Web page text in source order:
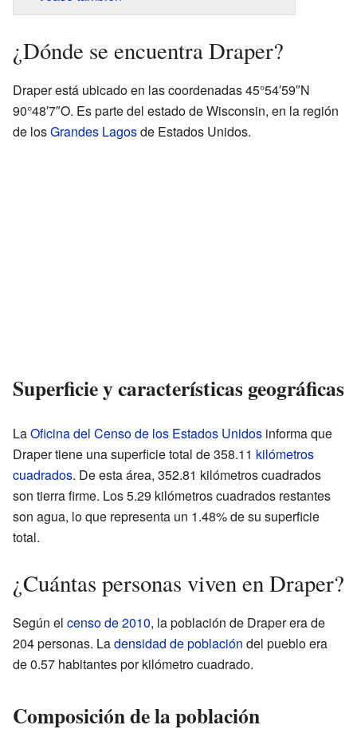
¿Dónde se encuentra Draper?
Draper está ubicado en las coordenadas 45°54′59″N
90°48′7″O. Es parte del estado de Wisconsin, en la región
de losGrandes Lagosde Estados Unidos.
Superficie y características geográficas
LaOficina del Censo de los Estados Unidos informa que
Draper tiene una superficie total de 358.11 kilómetros
cuadrados. De esta área, 352.81 kilómetros cuadrados
son tierra firme. Los 5.29 kilómetros cuadrados restantes
son agua, lo que representa un 1.48% de su superficie
total.
¿Cuántas personas viven en Draper?
Según el censo de 2010, la población de Draper era de
204 personas. Ladensidad de población del pueblo era
de 0.57 habitantes por kilómetro cuadrado.
Composición de la población